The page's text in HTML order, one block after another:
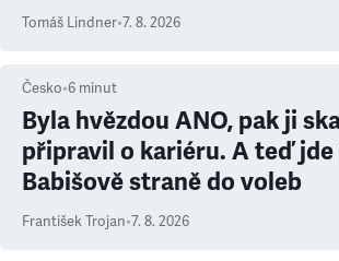
prioritu
Tomáš Lindner•7. 8. 2026
Česko•6 minut
Byla hvězdou ANO, pak ji
připravil o kariéru. A teď
Babišově straně do voleb
František Trojan•7. 8. 2026